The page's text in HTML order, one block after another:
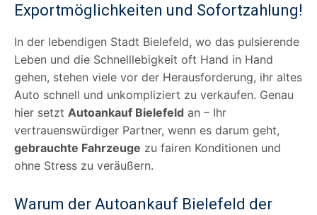
Exportmöglichkeiten und Sofortzahlung!
In der lebendigen Stadt Bielefeld, wo das pulsierende
Leben und die Schnelllebigkeit oft Hand in Hand
gehen, stehen viele vor der Herausforderung, ihr altes
Auto schnell und unkompliziert zu verkaufen. Genau
hier setzt Autoankauf Bielefeld an – Ihr
vertrauenswürdiger Partner, wenn es darum geht,
gebrauchte Fahrzeuge zu fairen Konditionen und
ohne Stress zu veräußern.
Warum der Autoankauf Bielefeld der